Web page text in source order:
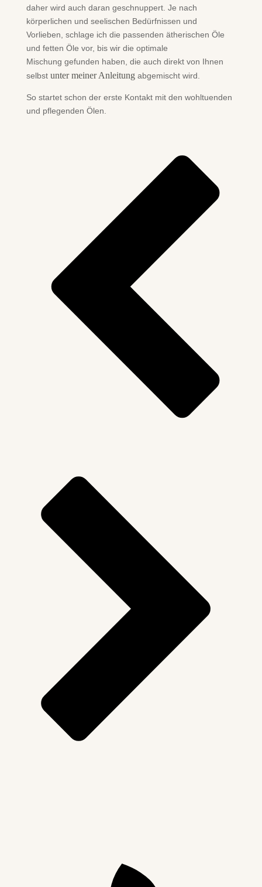
daher wird auch daran geschnuppert. Je nach
körperlichen und seelischen Bedürfnissen und
Vorlieben, schlage ich die passenden ätherischen Öle
und fetten Öle vor, bis wir die optimale
Mischung gefunden haben, die auch direkt von Ihnen
selbst unter meiner Anleitung abgemischt wird.
So startet schon der erste Kontakt mit den wohltuenden
und pflegenden Ölen.